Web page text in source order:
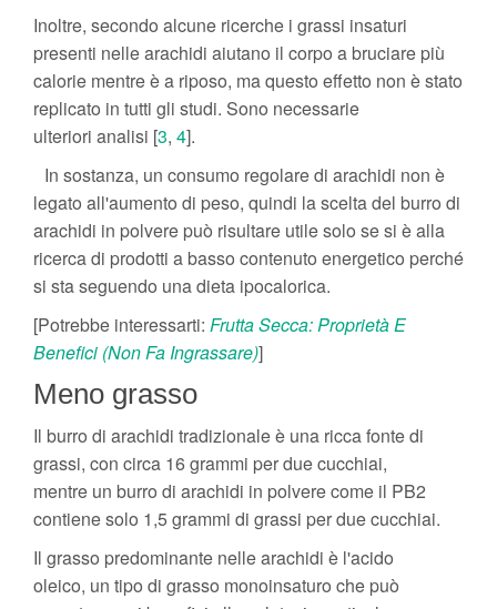
Inoltre, secondo alcune ricerche i grassi insaturi
presenti nelle arachidi aiutano il corpo a bruciare più
calorie mentre è a riposo, ma questo effetto non è stato
replicato in tutti gli studi. Sono necessarie
ulteriori analisi [3, 4].
In sostanza, un consumo regolare di arachidi non è
legato all'aumento di peso, quindi la scelta del burro di
arachidi in polvere può risultare utile solo se si è alla
ricerca di prodotti a basso contenuto energetico perché
si sta seguendo una dieta ipocalorica.
[Potrebbe interessarti: Frutta Secca: Proprietà E
Benefici (Non Fa Ingrassare)]
Meno grasso
Il burro di arachidi tradizionale è una ricca fonte di
grassi, con circa 16 grammi per due cucchiai,
mentre un burro di arachidi in polvere come il PB2
contiene solo 1,5 grammi di grassi per due cucchiai.
Il grasso predominante nelle arachidi è l'acido
oleico, un tipo di grasso monoinsaturo che può